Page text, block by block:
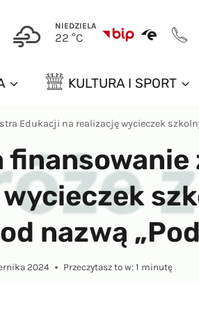
NIEDZIELA
22 °C
KULTURA I SPORT
Edukacji na realizację wycieczek
nazwą
2024 Przeczytasz to w:1 minutę